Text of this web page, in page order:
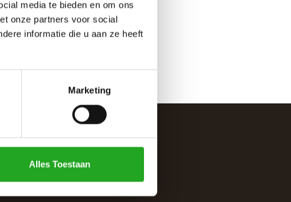
media te bieden en om ons
onze partners voor social
informatie die u aan ze heeft
Marketing
Alles Toestaan